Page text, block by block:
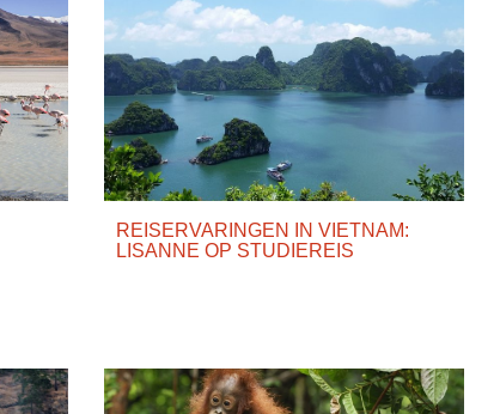
REISERVARINGEN IN VIETNAM:
LISANNE OP STUDIEREIS